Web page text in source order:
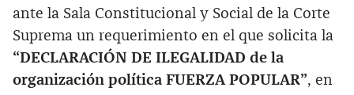
ante la Sala Constitucional y Social de la Corte
Suprema un requerimiento en el que solicita la
“DECLARACIÓN DE ILEGALIDAD de la
organización política FUERZA POPULAR”, en